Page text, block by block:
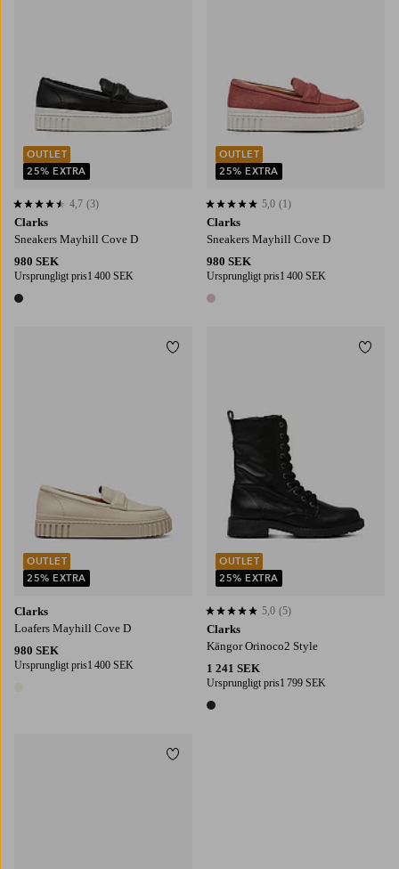
Clarks
Sneakers Mayhill Cove D
980 SEK
Ursprungligt pris1 400 SEK
1 färg
4,7 baserat på 3 st betyg
4,7 (3)
OUTLET
25% EXTRA
Clarks
Sneakers Mayhill Cove D
980 SEK
Ursprungligt pris1 400 SEK
1 färg
5,0 baserat på 1 st betyg
5,0 (1)
OUTLET
25% EXTRA
Clarks
Loafers Mayhill Cove D
980 SEK
Ursprungligt pris1 400 SEK
OUTLET
25% EXTRA
Lägg till i favoriter
Clarks
Kängor Orinoco2 Style
1 241 SEK
Ursprungligt pris1 799 SEK
1 färg
5,0 baserat på 5 st betyg
5,0 (5)
OUTLET
25% EXTRA
Lägg till i favoriter